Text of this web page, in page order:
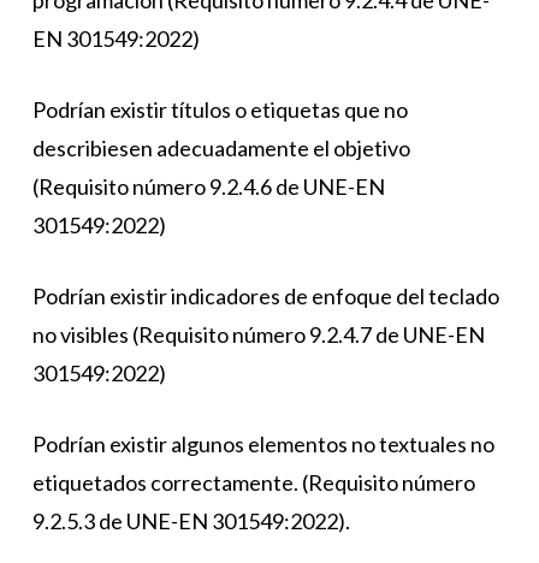
EN 301549:2022)
Podrían existir títulos o etiquetas que no
describiesen adecuadamente el objetivo
(Requisito número 9.2.4.6 de UNE-EN
301549:2022)
Podrían existir indicadores de enfoque del teclado
no visibles (Requisito número 9.2.4.7 de UNE-EN
301549:2022)
Podrían existir algunos elementos no textuales no
etiquetados correctamente. (Requisito número
9.2.5.3 de UNE-EN 301549:2022).